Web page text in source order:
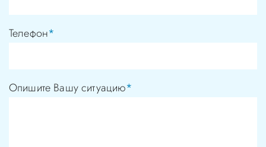
Телефон*
Опишите Вашу ситуацию*